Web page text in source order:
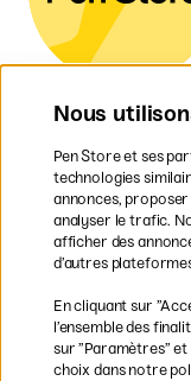
Les
Nous
Pen Store et ses
technologies
annonces,
analyser le trafic.
afficher des
d’autres
En cliquant sur
l’ensemble des
sur ”Paramètres”
choix dans notre